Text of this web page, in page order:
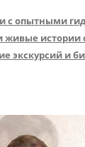
с опытными
истории
экскурсий и